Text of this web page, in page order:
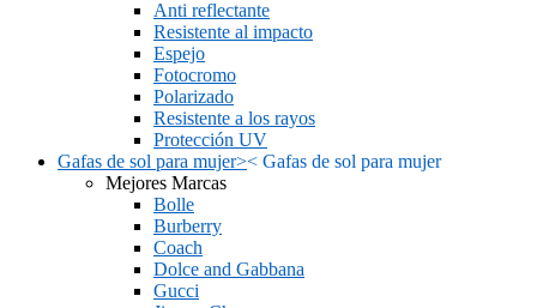
Anti reflectante
Resistente al impacto
Espejo
Fotocromo
Polarizado
Resistente a los rayos
Protección UV
Gafas de sol para mujer>< Gafas de sol para mujer
Mejores Marcas
Bolle
Burberry
Coach
Dolce and Gabbana
Gucci